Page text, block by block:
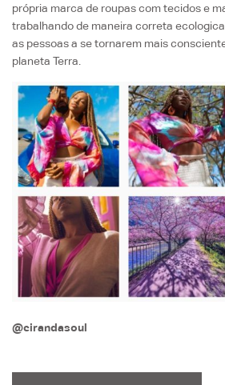
própria marca de roupas com tecidos e
trabalhando de maneira correta
as pessoas a se tornarem mais
planeta Terra.
@cirandasoul